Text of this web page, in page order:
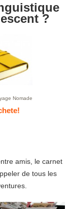
?
Nomade
amis, le carnet
de tous les